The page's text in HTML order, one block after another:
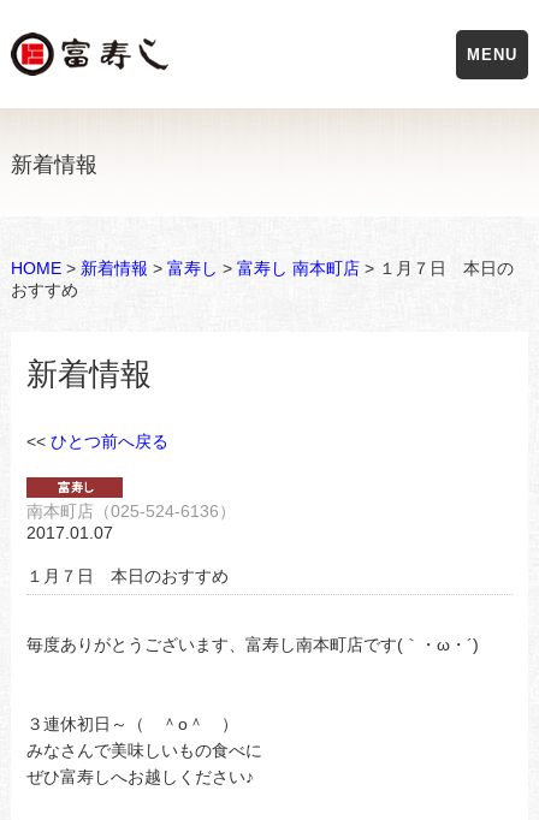
新着情報
HOME> 新着情報 > 富寿し > 富寿し 南本町店> １月７日 本日の
おすすめ
新着情報
<< ひとつ前へ戻る
南本町店（025-524-6136）
2017.01.07
１月７日 本日のおすすめ
毎度ありがとうございます、富寿し南本町店です(｀・ω・´)
３連休初日～（ ＾o＾ ）
みなさんで美味しいもの食べに
ぜひ富寿しへお越しください♪
MENU